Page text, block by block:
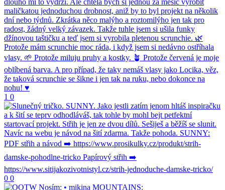
1 0
0 0